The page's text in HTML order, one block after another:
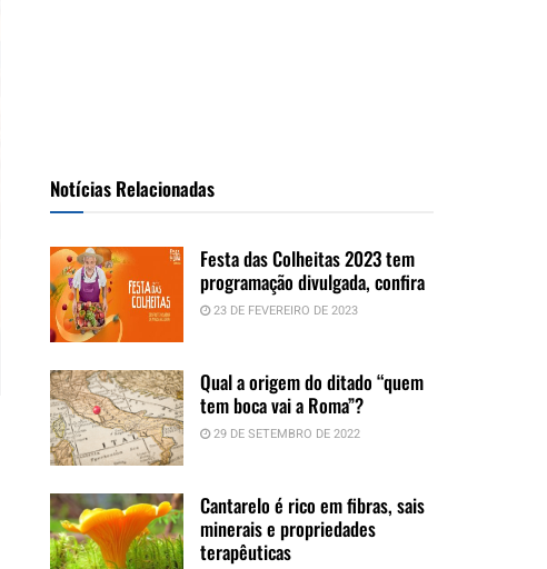
Notícias Relacionadas
Festa das Colheitas 2023 tem
programação divulgada, confira
23 DE FEVEREIRO DE 2023
Qual a origem do ditado “quem
tem boca vai a Roma”?
29 DE SETEMBRO DE 2022
Cantarelo é rico em fibras, sais
minerais e propriedades
terapêuticas